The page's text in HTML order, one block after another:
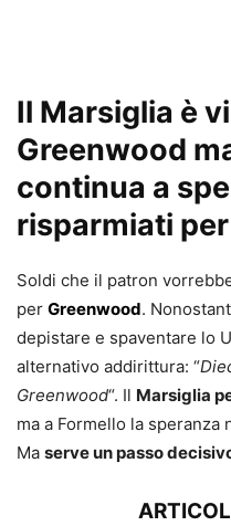
Il Marsiglia è
Greenwood
continua a
risparmiati
Soldi che il patron
per Greenwood.
depistare e spaventare lo
alternativo addirittura: “
Greenwood“. Il Marsiglia
ma a Formello la speranza
Ma serve un passo